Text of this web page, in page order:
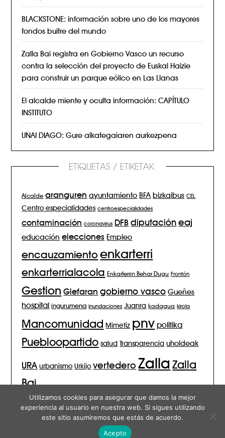
BLACKSTONE: información sobre uno de los mayores
fondos buitre del mundo
Zalla Bai registra en Gobierno Vasco un recurso
contra la selección del proyecto de Euskal Haizie
para construir un parque eólico en Las Llanas
El alcalde miente y oculta información: CAPÍTULO
INSTITUTO
UNAI DIAGO: Gure alkategaiaren aurkezpena
ETIQUETAS / ETIKETAK:
Alcalde aranguren ayuntamiento BFA bizkaibus CEL
Centro especialidades centroespecialidades
contaminación coronavirus DFB diputación eaj
educación elecciones Empleo
encauzamiento enkarterri
enkarterrialacola Enkarterrin Behar Dugu Frontón
Gestion Glefaran gobierno vasco Gueñes
hospital ingurumena inundaciones Juanra kadagua kirola
Mancomunidad Mimetiz pnv politika
Puebloopartido salud Transparencia uholdeak
URA urbanismo Urkijo vertedero Zalla Zalla
Bai
| Funciona con
para WordPress
Utilizamos cookies para asegurar que damos la mejor
experiencia al usuario en nuestra web. Si sigues utilizando
este sitio asumiremos que estás de acuerdo.
Acepto